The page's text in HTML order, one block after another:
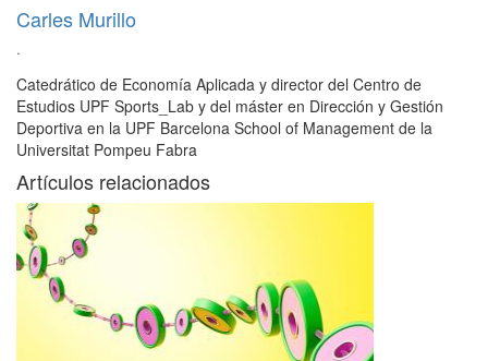
Carles Murillo
·
Catedrático de Economía Aplicada y director del Centro de
Estudios UPF Sports_Lab y del máster en Dirección y Gestión
Deportiva en la UPF Barcelona School of Management de la
Universitat Pompeu Fabra
Artículos relacionados